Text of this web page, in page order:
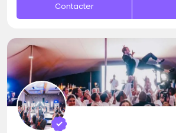
Contacter